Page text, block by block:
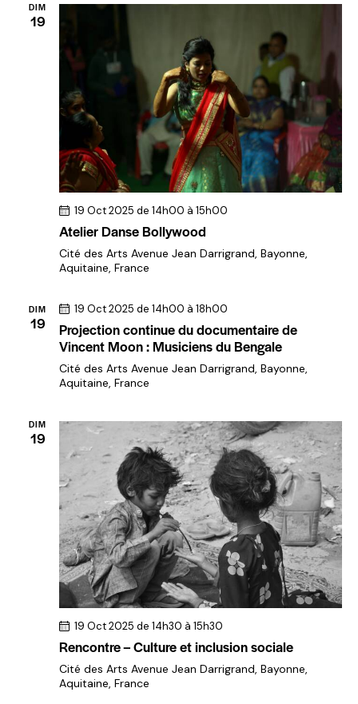
DIM
19
19 Oct 2025 de 14h00 à 15h00
Atelier Danse Bollywood
Cité des Arts Avenue Jean Darrigrand, Bayonne,
Aquitaine, France
DIM
19
19 Oct 2025 de 14h00 à 18h00
Projection continue du documentaire de
Vincent Moon : Musiciens du Bengale
Cité des Arts Avenue Jean Darrigrand, Bayonne,
Aquitaine, France
DIM
19
19 Oct 2025 de 14h30 à 15h30
Rencontre – Culture et inclusion sociale
Cité des Arts Avenue Jean Darrigrand, Bayonne,
Aquitaine, France